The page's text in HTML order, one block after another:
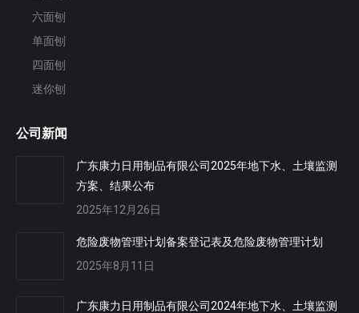
六面刨
单面刨
四面刨
迷你刨
公司新闻
广东康力日用制品有限公司2025年地下水、土壤监测
方案、结果公布
2025年12月26日
危险废物管理计划备案登记表及危险废物管理计划
2025年8月11日
广东康力日用制品有限公司2024年地下水、土壤监测